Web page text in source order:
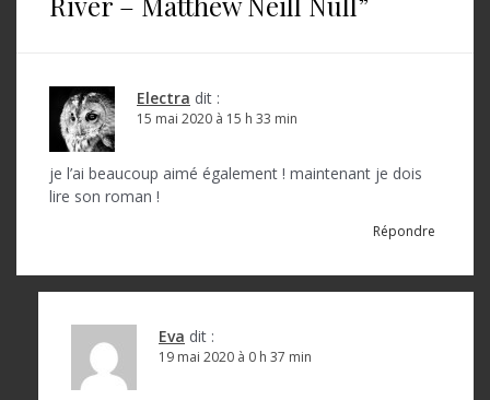
l
Electra dit :
15 mai 2020 à 15 h 33 min
je l’ai beaucoup aimé également ! maintenant je dois
lire son roman !
Répondre
Eva dit :
19 mai 2020 à 0 h 37 min